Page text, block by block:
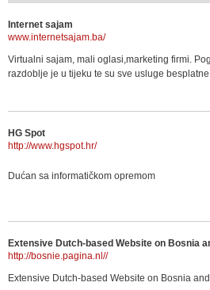
Internet sajam
www.internetsajam.ba/
Virtualni sajam, mali oglasi,marketing firmi.
razdoblje je u tijeku te su sve usluge
HG Spot
http://www.hgspot.hr/
Dućan sa informatičkom opremom
Extensive Dutch-based Website on Bosnia
http://bosnie.pagina.nl//
Extensive Dutch-based Website on Bosnia